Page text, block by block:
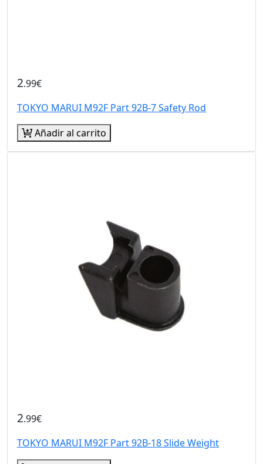
2.99€
TOKYO MARUI M92F Part 92B-7 Safety Rod
Añadir al carrito
2.99€
TOKYO MARUI M92F Part 92B-18 Slide Weight